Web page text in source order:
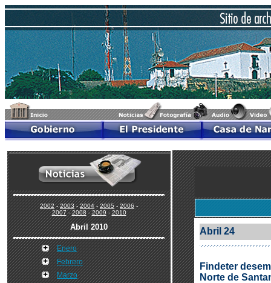
2002-2003-2004-2005-2006-
2007-2008-2009-2010
Abril 2010
Enero
Febrero
Marzo
Abril 24
Findeter
Norte de